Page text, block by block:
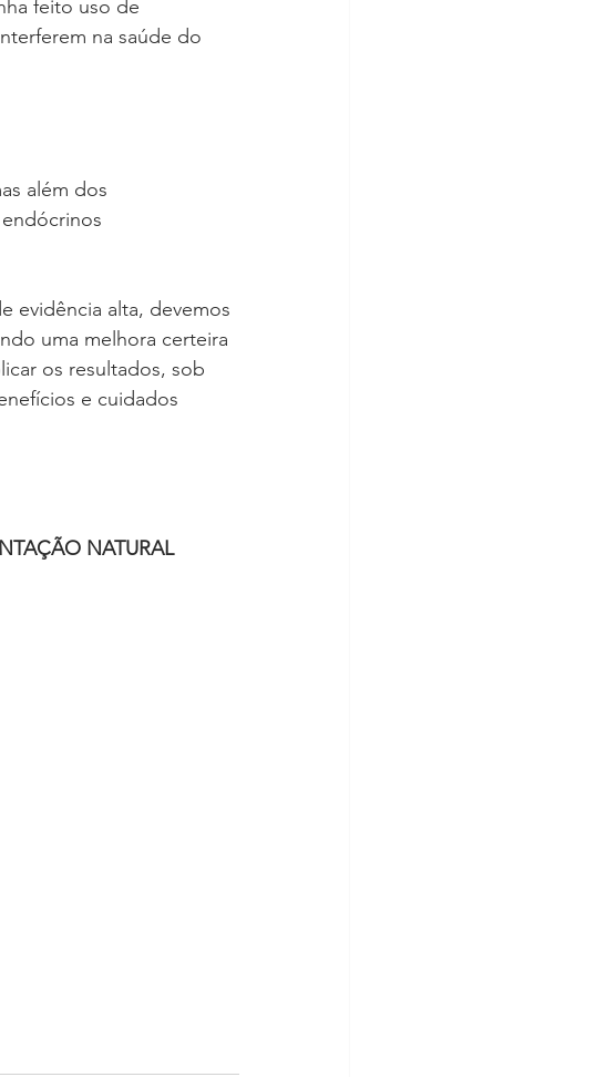
feito uso de
na saúde do
além dos
evidência alta, devemos
uma melhora certeira
os resultados, sob
e cuidados
NATURAL